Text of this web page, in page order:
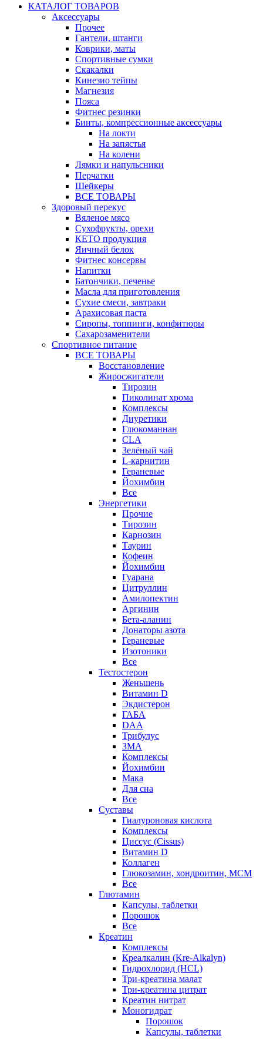
КАТАЛОГ ТОВАРОВ
Аксессуары
Прочее
Гантели, штанги
Коврики, маты
Спортивные сумки
Скакалки
Кинезио тейпы
Магнезия
Пояса
Фитнес резинки
Бинты, компрессионные аксессуары
На локти
На запястья
На колени
Лямки и напульсники
Перчатки
Шейкеры
ВСЕ ТОВАРЫ
Здоровый перекус
Вяленое мясо
Сухофрукты, орехи
КЕТО продукция
Яичный белок
Фитнес консервы
Напитки
Батончики, печенье
Масла для приготовления
Сухие смеси, завтраки
Арахисовая паста
Сиропы, топпинги, конфитюры
Сахарозаменители
Спортивное питание
ВСЕ ТОВАРЫ
Восстановление
Жиросжигатели
Тирозин
Пиколинат хрома
Комплексы
Диуретики
Глюкоманнан
CLA
Зелёный чай
L-карнитин
Гераневые
Йохимбин
Все
Энергетики
Прочие
Тирозин
Карнозин
Таурин
Кофеин
Йохимбин
Гуарана
Цитруллин
Амилопектин
Аргинин
Бета-аланин
Донаторы азота
Гераневые
Изотоники
Все
Тестостерон
Женьшень
Витамин D
Экдистерон
ГАБА
DAA
Трибулус
ЗМА
Комплексы
Йохимбин
Мака
Для сна
Все
Суставы
Гиалуроновая кислота
Комплексы
Циссус (Cissus)
Витамин D
Коллаген
Глюкозамин, хондроитин, МСМ
Все
Глютамин
Капсулы, таблетки
Порошок
Все
Креатин
Комплексы
Креалкалин (Kre-Alkalyn)
Гидрохлорид (HCL)
Три-креатина малат
Три-креатина цитрат
Креатин нитрат
Моногидрат
Порошок
Капсулы, таблетки